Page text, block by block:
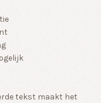
tekst maakt het